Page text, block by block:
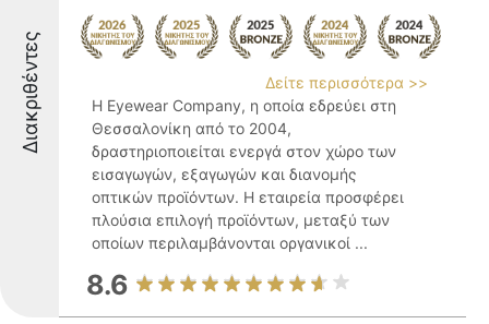
Διακριθέντες
Δείτε περισσότερα >>
Η Eyewear Company, η οποία εδρεύει στη
Θεσσαλονίκη από το 2004,
δραστηριοποιείται ενεργά στον χώρο των
εισαγωγών, εξαγωγών και διανομής
οπτικών προϊόντων. Η εταιρεία προσφέρει
πλούσια επιλογή προϊόντων, μεταξύ των
οποίων περιλαμβάνονται οργανικοί ...
8.6